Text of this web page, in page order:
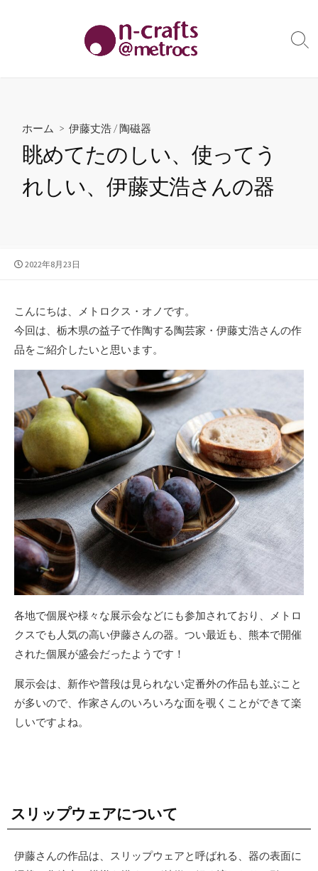
ツ
検
ホーム > 伊藤丈浩 /陶磁器
眺めてたのしい、使ってう
れしい、伊藤丈浩さんの器
公
2022年8月23日
こんにちは、メトロクス・オノです。
今回は、栃木県の益子で作陶する陶芸家・伊藤丈浩さんの作
品をご紹介したいと思います。
各地で個展や様々な展示会などにも参加されており、メトロ
クスでも人気の高い伊藤さんの器。つい最近も、熊本で開催
された個展が盛会だったようです！
展示会は、新作や普段は見られない定番外の作品も並ぶこと
が多いので、作家さんのいろいろな面を覗くことができて楽
しいですよね。
スリップウェアについて
伊藤さんの作品は、スリップウェアと呼ばれる、器の表面に